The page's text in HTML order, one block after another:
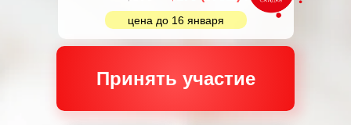
Принять участие
цена до 16 января